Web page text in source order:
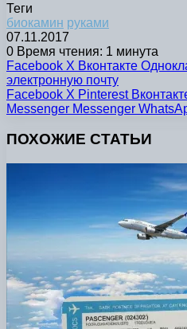
Теги
биокамин руками
07.11.2017
0 Время чтения: 1 минута
Facebook X Вконтакте
электронную почту
Facebook X Pinterest
Messenger Messenger
ПОХОЖИЕ СТАТЬИ